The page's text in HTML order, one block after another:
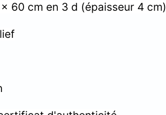
60 cm en 3 d (épaisseur 4 cm)